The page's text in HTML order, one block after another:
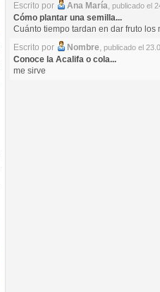
Escrito por
Ana María, publicado el
Cómo plantar una semilla...
Cuánto tiempo tardan en dar fruto los
Escrito por
Nombre, publicado el
Conoce la Acalifa o cola...
me sirve